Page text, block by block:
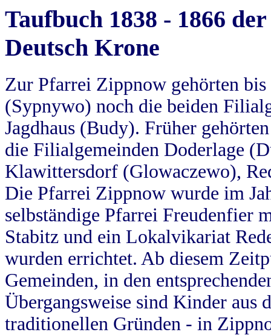
Taufbuch 1838 - 1866
Deutsch Krone
Zur Pfarrei Zippnow gehörten
(Sypnywo) noch die beiden
Jagdhaus (Budy). Früher
die Filialgemeinden Doderlage
Klawittersdorf (Glowaczewo),
Die Pfarrei Zippnow wurde im
selbständige Pfarrei Freudenfier
Stabitz und ein Lokalvikariat
wurden errichtet. Ab diesem
Gemeinden, in den
Übergangsweise sind Kinder aus
traditionellen Gründen - in